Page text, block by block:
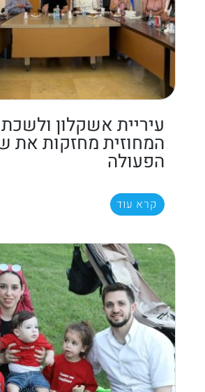
עיריית אשקלון
המחוזית מחזקות את
הפעולה
קרא עוד